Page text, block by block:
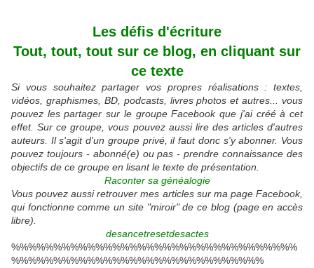
Les défis d'écriture
Tout, tout, tout sur ce blog, en cliquant sur
ce texte
Si vous souhaitez partager vos propres réalisations : textes,
vidéos, graphismes, BD, podcasts, livres photos et autres... vous
pouvez les partager sur le groupe Facebook que j'ai créé à cet
effet. Sur ce groupe, vous pouvez aussi lire des articles d'autres
auteurs. Il s'agit d'un groupe privé, il faut donc s'y abonner. Vous
pouvez toujours - abonné(e) ou pas - prendre connaissance des
objectifs de ce groupe en lisant le texte de présentation.
Raconter sa généalogie
Vous pouvez aussi retrouver mes articles sur ma page Facebook,
qui fonctionne comme un site "miroir" de ce blog (page en accès
libre).
desancetresetdesactes
%%%%%%%%%%%%%%%%%%%%%%%%%%%%%%%%%%
%%%%%%%%%%%%%%%%%%%%%%%%%%%%%%